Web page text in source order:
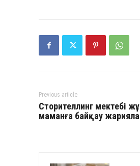
Previous article
Сторителлинг мектебі
маманға байқау